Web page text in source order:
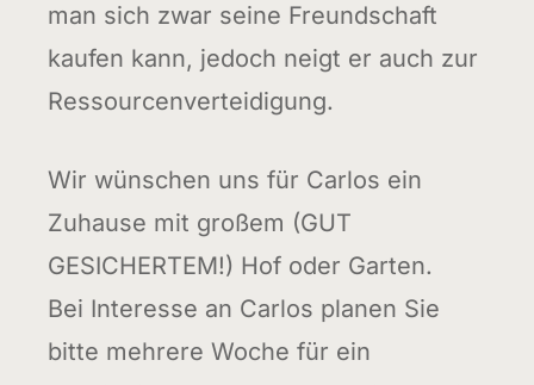
man sich zwar seine Freundschaft
kaufen kann, jedoch neigt er auch zur
Ressourcenverteidigung.
Wir wünschen uns für Carlos ein
Zuhause mit großem (GUT
GESICHERTEM!) Hof oder Garten.
Bei Interesse an Carlos planen Sie
bitte mehrere Woche für ein